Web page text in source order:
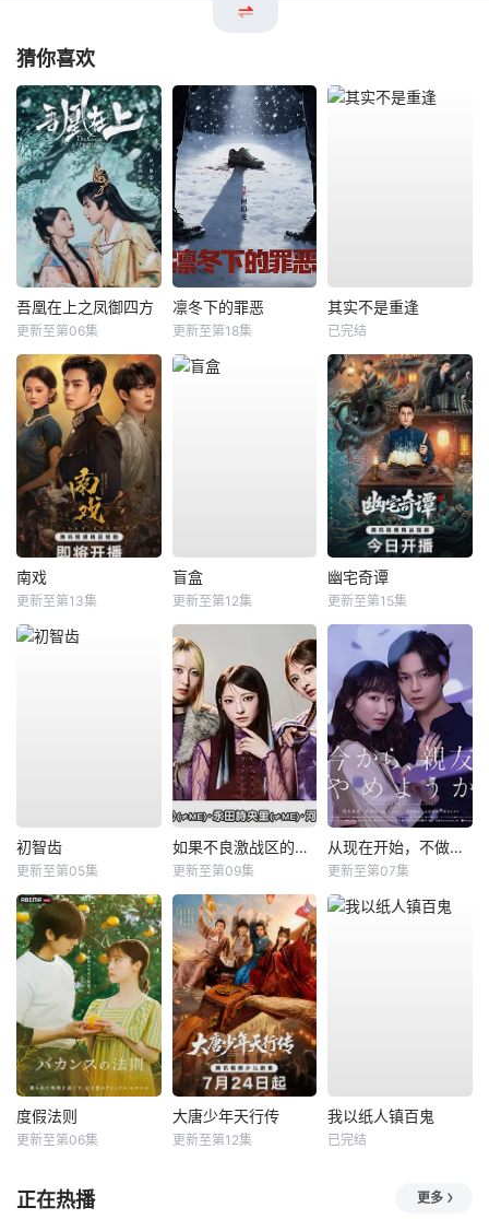
猜你喜欢
吾凰在上之凤御四方
更新至第06集
凛冬下的罪恶
更新至第18集
其实不是重逢
已完结
南戏
更新至第13集
盲盒
更新至第12集
幽宅奇谭
更新至第15集
初智齿
更新至第05集
如果不良激战区的四天王转生成了偶像团体？
更新至第09集
从现在开始，不做朋友了吧。
更新至第07集
度假法则
更新至第06集
大唐少年天行传
更新至第12集
我以纸人镇百鬼
已完结
正在热播 更多